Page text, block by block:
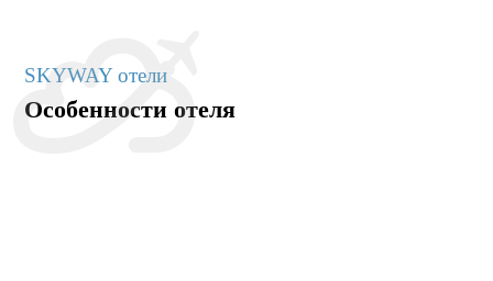
SKYWAY отели
Особенности отеля